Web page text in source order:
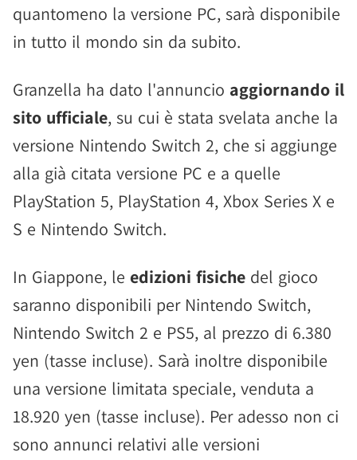
quantomeno la versione PC, sarà disponibile
in tutto il mondo sin da subito.
Granzella ha dato l'annuncio aggiornando il
sito ufficiale, su cui è stata svelata anche la
versione Nintendo Switch 2, che si aggiunge
alla già citata versione PC e a quelle
PlayStation 5, PlayStation 4, Xbox Series X e
S e Nintendo Switch.
In Giappone, le edizioni fisiche del gioco
saranno disponibili per Nintendo Switch,
Nintendo Switch 2 e PS5, al prezzo di 6.380
yen (tasse incluse). Sarà inoltre disponibile
una versione limitata speciale, venduta a
18.920 yen (tasse incluse). Per adesso non ci
sono annunci relativi alle versioni